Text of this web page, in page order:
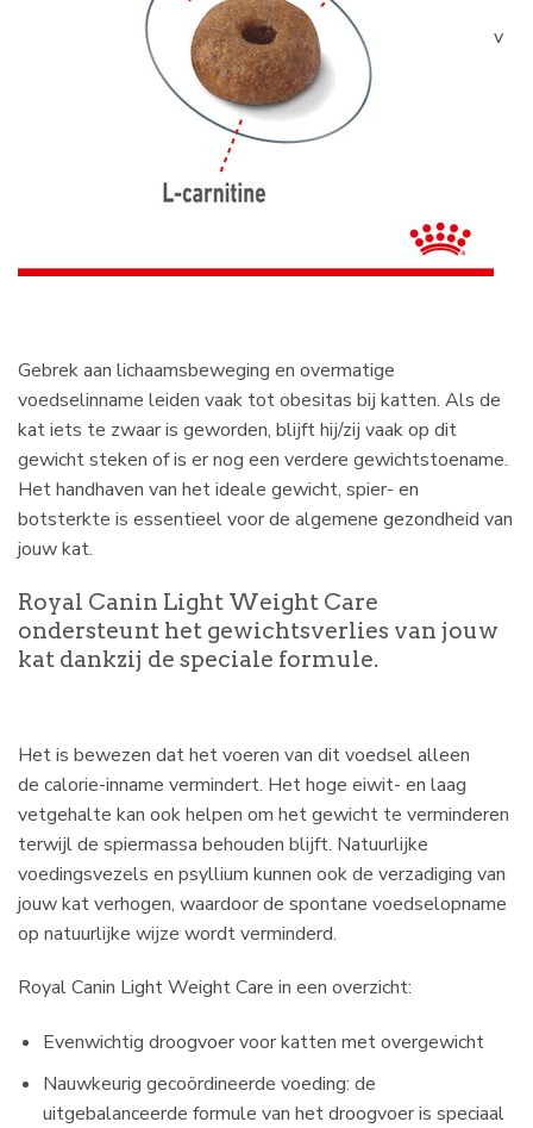
v
Gebrek aan lichaamsbeweging en overmatige
voedselinname leiden vaak tot obesitas bij katten. Als de
kat iets te zwaar is geworden, blijft hij/zij vaak op dit
gewicht steken of is er nog een verdere gewichtstoename.
Het handhaven van het ideale gewicht, spier- en
botsterkte is essentieel voor de algemene gezondheid van
jouw kat.
Royal Canin Light Weight Care
ondersteunt het gewichtsverlies van jouw
kat dankzij de speciale formule.
Het is bewezen dat het voeren van dit voedsel alleen
de calorie-inname vermindert. Het hoge eiwit- en laag
vetgehalte kan ook helpen om het gewicht te verminderen
terwijl de spiermassa behouden blijft. Natuurlijke
voedingsvezels en psyllium kunnen ook de verzadiging van
jouw kat verhogen, waardoor de spontane voedselopname
op natuurlijke wijze wordt verminderd.
Royal Canin Light Weight Care in een overzicht:
Evenwichtig droogvoer voor katten met overgewicht
Nauwkeurig gecoördineerde voeding: de
uitgebalanceerde formule van het droogvoer is speciaal